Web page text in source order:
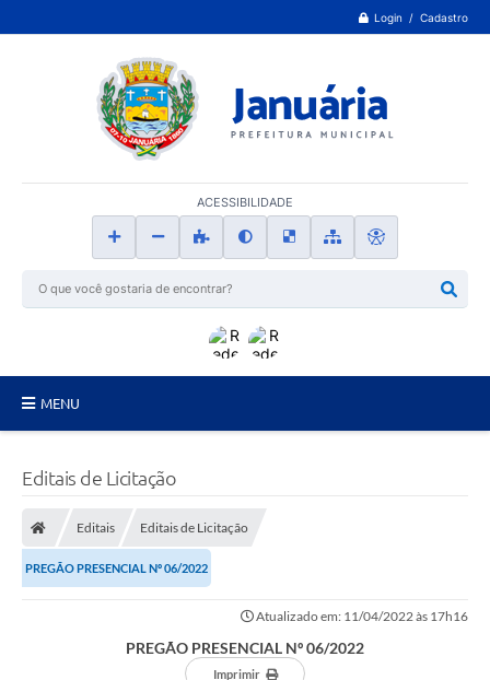
Login / Cadastro
ACESSIBILIDADE
MENU
Secretarias
Editais de Licitação
Editais Editais de Licitação
PREGÃO PRESENCIAL Nº 06/2022
Atualizado em: 11/04/2022 às 17h16
PREGÃO PRESENCIAL Nº 06/2022
Imprimir